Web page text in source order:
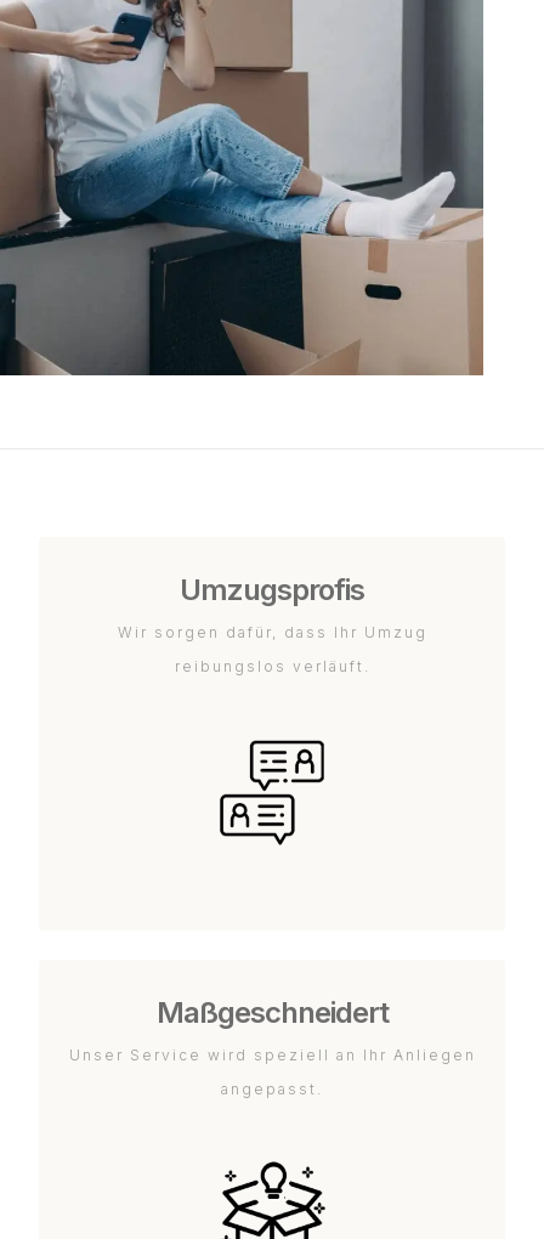
Umzugsprofis
Wir sorgen dafür, dass Ihr Umzug
reibungslos verläuft.
Maßgeschneidert
Unser Service wird speziell an Ihr Anliegen
angepasst.